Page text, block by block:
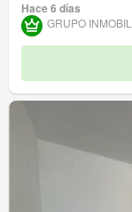
Hace 6 días
GRUPO